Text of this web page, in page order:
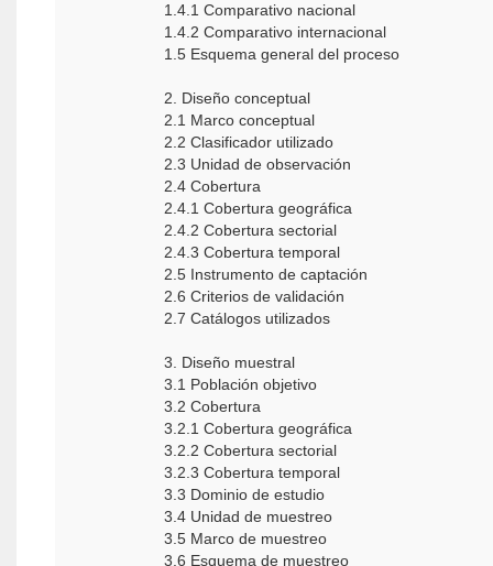
1.4.1 Comparativo nacional
1.4.2 Comparativo internacional
1.5 Esquema general del proceso
2. Diseño conceptual
2.1 Marco conceptual
2.2 Clasificador utilizado
2.3 Unidad de observación
2.4 Cobertura
2.4.1 Cobertura geográfica
2.4.2 Cobertura sectorial
2.4.3 Cobertura temporal
2.5 Instrumento de captación
2.6 Criterios de validación
2.7 Catálogos utilizados
3. Diseño muestral
3.1 Población objetivo
3.2 Cobertura
3.2.1 Cobertura geográfica
3.2.2 Cobertura sectorial
3.2.3 Cobertura temporal
3.3 Dominio de estudio
3.4 Unidad de muestreo
3.5 Marco de muestreo
3.6 Esquema de muestreo